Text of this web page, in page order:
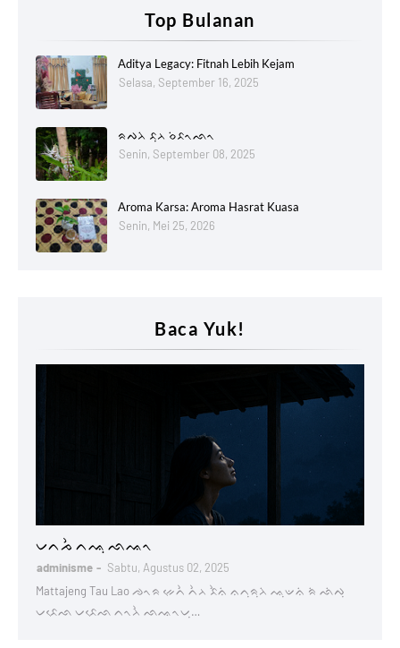
Top Bulanan
Aditya Legacy: Fitnah Lebih Kejam
Selasa, September 16, 2025
ᨑᨄᨂᨗ ᨅᨘᨂ ᨔᨗᨅᨚᨒᨚ
Senin, September 08, 2025
Aroma Karsa: Aroma Hasrat Kuasa
Senin, Mei 25, 2026
Baca Yuk!
ᨆᨈᨍᨛ ᨈᨕᨘ ᨒᨕᨚ
adminisme
Sabtu, Agustus 02, 2025
Mattajeng Tau Lao ᨌᨚᨑ ᨀᨙᨈᨛ ᨈᨛᨂ ᨅᨛᨊᨗ ᨊᨈᨘᨑᨘᨂᨗ ᨕᨘᨉᨊᨗ ᨑᨗ ᨒᨗᨄᨘ
ᨆᨅᨙᨒ ᨆᨅᨙᨒ ᨈᨚᨂᨛ ᨒᨕᨚᨆᨘ…